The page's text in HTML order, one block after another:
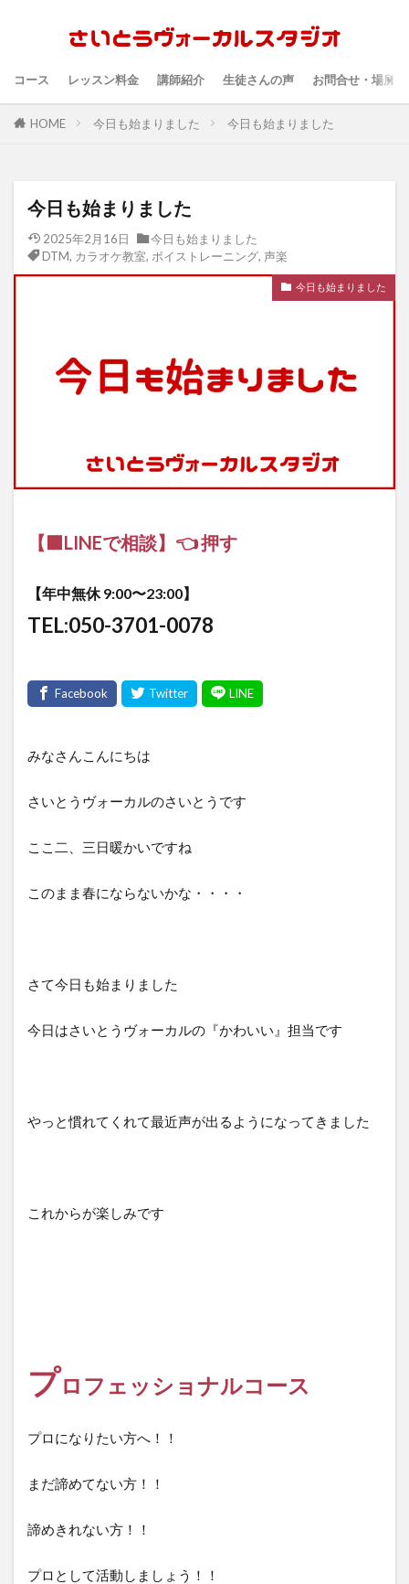
コース レッスン料金 講師紹介 生徒さんの声 お問合せ・場所
HOME 今日も始まりました 今日も始まりました
今日も始まりました
2025年2月16日
今日も始まりました
DTM, カラオケ教室, ボイストレーニング, 声楽
今日も始まりました
【🟩LINEで相談】👈 押す
【年中無休 9:00〜23:00】
TEL:050-3701-0078
みなさんこんにちは
さいとうヴォーカルのさいとうです
ここ二、三日暖かいですね
このまま春にならないかな・・・・
さて今日も始まりました
今日はさいとうヴォーカルの『かわいい』担当です
やっと慣れてくれて最近声が出るようになってきました
これからが楽しみです
プロフェッショナルコース
プロになりたい方へ！！
まだ諦めてない方！！
諦めきれない方！！
プロとして活動しましょう！！